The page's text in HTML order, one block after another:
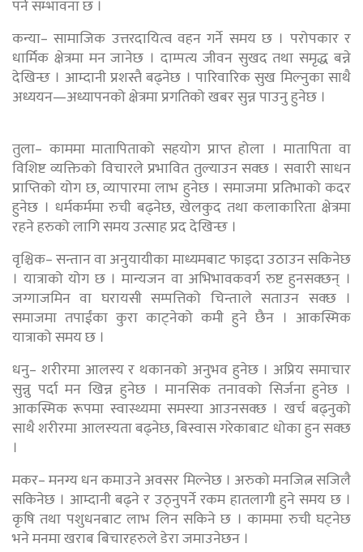
पर्ने सम्भावना छ ।
कन्या– सामाजिक उत्तरदायित्व वहन गर्ने समय छ । परोपकार र
धार्मिक क्षेत्रमा मन जानेछ । दाम्पत्य जीवन सुखद तथा समृद्ध बन्ने
देखिन्छ । आम्दानी प्रशस्तै बढ्नेछ । पारिवारिक सुख मिल्नुका साथै
अध्ययन—अध्यापनको क्षेत्रमा प्रगतिको खबर सुन्न पाउनु हुनेछ ।
तुला– काममा मातापिताको सहयोग प्राप्त होला । मातापिता वा
विशिष्ट व्यक्तिको विचारले प्रभावित तुल्याउन सक्छ । सवारी साधन
प्राप्तिको योग छ, व्यापारमा लाभ हुनेछ । समाजमा प्रतिभाको कदर
हुनेछ । धर्मकर्ममा रुची बढ्नेछ, खेलकुद तथा कलाकारिता क्षेत्रमा
रहने हरुको लागि समय उत्साह प्रद देखिन्छ ।
वृश्चिक– सन्तान वा अनुयायीका माध्यमबाट फाइदा उठाउन सकिनेछ
। यात्राको योग छ । मान्यजन वा अभिभावकवर्ग रुष्ट हुनसक्छन् ।
जग्गाजमिन वा घरायसी सम्पत्तिको चिन्ताले सताउन सक्छ ।
समाजमा तपाईंका कुरा काट्नेको कमी हुने छैन । आकस्मिक
यात्राको समय छ ।
धनु– शरीरमा आलस्य र थकानको अनुभव हुनेछ । अप्रिय समाचार
सुन्नु पर्दा मन खिन्न हुनेछ । मानसिक तनावको सिर्जना हुनेछ ।
आकस्मिक रूपमा स्वास्थ्यमा समस्या आउनसक्छ । खर्च बढ्नुको
साथै शरीरमा आलस्यता बढ्नेछ, बिस्वास गरेकाबाट धोका हुन सक्छ
।
मकर– मनग्य धन कमाउने अवसर मिल्नेछ । अरुको मनजित्न सजिलै
सकिनेछ । आम्दानी बढ्ने र उठ्नुपर्ने रकम हातलागी हुने समय छ ।
कृषि तथा पशुधनबाट लाभ लिन सकिने छ । काममा रुची घट्नेछ
भने मनमा खराब बिचारहरुले डेरा जमाउनेछन ।